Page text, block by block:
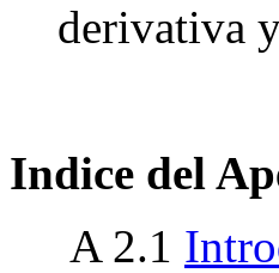
derivativa
Indice del
A 2.1